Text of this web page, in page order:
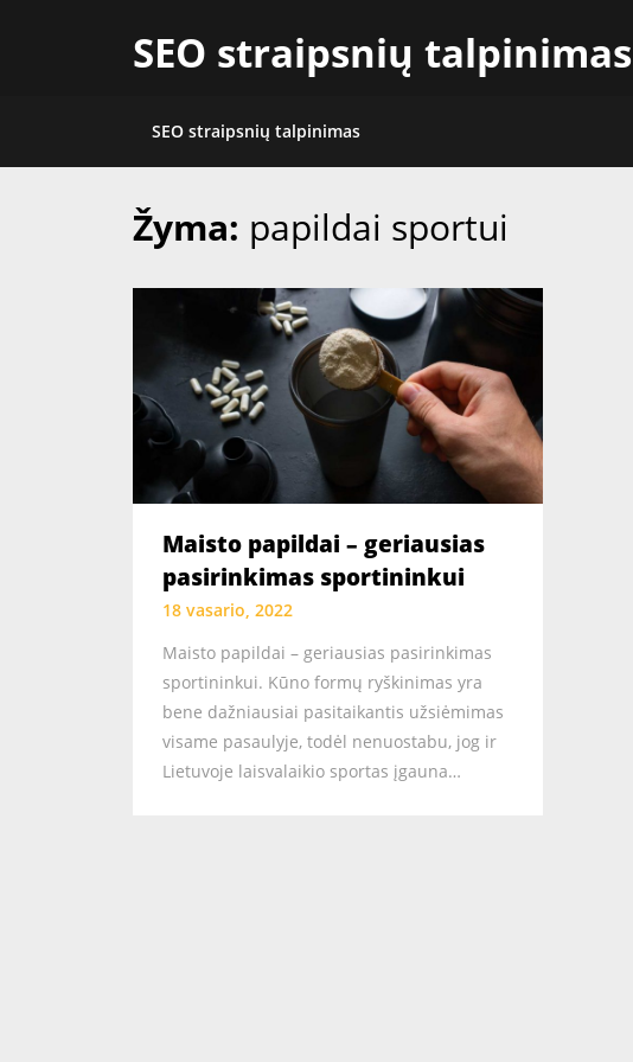
SEO straipsnių talpinimas
SEO straipsnių talpinimas
Žyma: papildai sportui
Maisto papildai – geriausias
pasirinkimas sportininkui
18 vasario, 2022
Maisto papildai – geriausias pasirinkimas
sportininkui. Kūno formų ryškinimas yra
bene dažniausiai pasitaikantis užsiėmimas
visame pasaulyje, todėl nenuostabu, jog ir
Lietuvoje laisvalaikio sportas įgauna…